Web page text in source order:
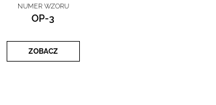
NUMER WZORU
OP-3
ZOBACZ